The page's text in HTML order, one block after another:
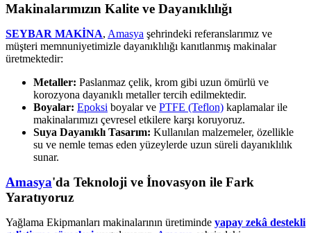
Makinalarımızın Kalite ve Dayanıklılığı
SEYBAR MAKİNA, Amasya şehrindeki referanslarımız ve
müşteri memnuniyetimizle dayanıklılığı kanıtlanmış makinalar
üretmektedir:
Metaller: Paslanmaz çelik, krom gibi uzun ömürlü ve
korozyona dayanıklı metaller tercih edilmektedir.
Boyalar: Epoksi boyalar ve PTFE (Teflon) kaplamalar ile
makinalarımızı çevresel etkilere karşı koruyoruz.
Suya Dayanıklı Tasarım: Kullanılan malzemeler, özellikle
su ve nemle temas eden yüzeylerde uzun süreli dayanıklılık
sunar.
Amasya'da Teknoloji ve İnovasyon ile Fark
Yaratıyoruz
Yağlama Ekipmanları makinalarının üretiminde yapay zekâ destekli